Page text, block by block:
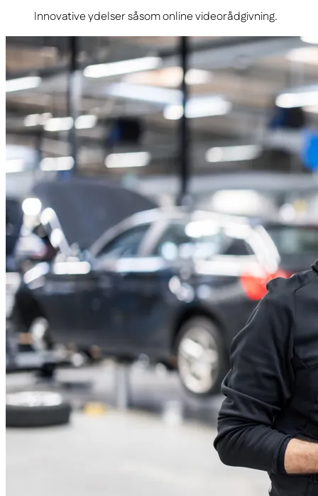
Innovative ydelser såsom online videorådgivning.